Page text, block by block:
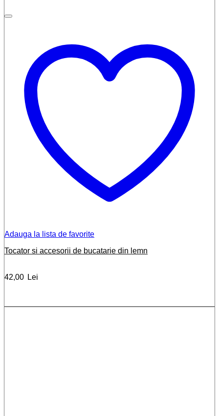
Adauga la lista de favorite
Tocator si accesorii de bucatarie din lemn
42,00 Lei